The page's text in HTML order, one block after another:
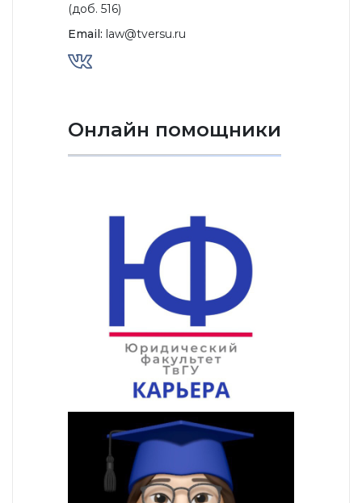
(доб. 516)
Email: law@tversu.ru
Онлайн помощники